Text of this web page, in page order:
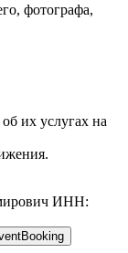
фотографа,
их услугах на
ИНН: